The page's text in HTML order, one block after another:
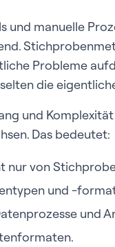
manuelle
Probleme
die
und
Das bedeutet:
nur von
und -
und